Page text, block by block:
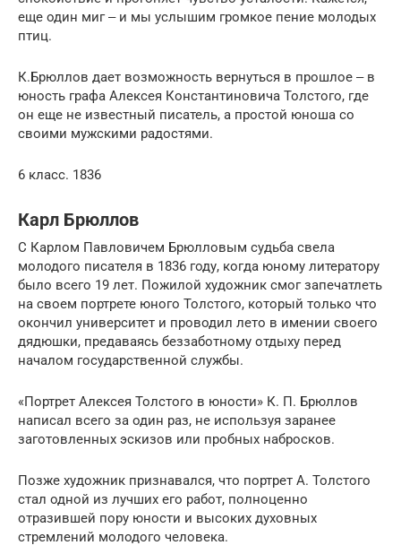
еще один миг ‒ и мы услышим громкое пение молодых
птиц.
К.Брюллов дает возможность вернуться в прошлое ‒ в
юность графа Алексея Константиновича Толстого, где
он еще не известный писатель, а простой юноша со
своими мужскими радостями.
6 класс. 1836
Карл Брюллов
С Карлом Павловичем Брюлловым судьба свела
молодого писателя в 1836 году, когда юному литератору
было всего 19 лет. Пожилой художник смог запечатлеть
на своем портрете юного Толстого, который только что
окончил университет и проводил лето в имении своего
дядюшки, предаваясь беззаботному отдыху перед
началом государственной службы.
«Портрет Алексея Толстого в юности» К. П. Брюллов
написал всего за один раз, не используя заранее
заготовленных эскизов или пробных набросков.
Позже художник признавался, что портрет А. Толстого
стал одной из лучших его работ, полноценно
отразившей пору юности и высоких духовных
стремлений молодого человека.